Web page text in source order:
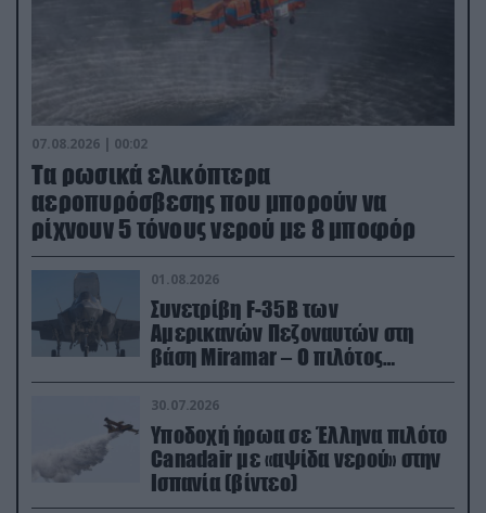
07.08.2026 | 00:02
Τα ρωσικά ελικόπτερα
αεροπυρόσβεσης που μπορούν να
ρίχνουν 5 τόνους νερού με 8 μποφόρ
01.08.2026
Συνετρίβη F-35B των
Αμερικανών Πεζοναυτών στη
βάση Miramar – Ο πιλότος
εκτινάχθηκε εγκαίρως
30.07.2026
Υποδοχή ήρωα σε Έλληνα πιλότο
Canadair με «αψίδα νερού» στην
Ισπανία (βίντεο)